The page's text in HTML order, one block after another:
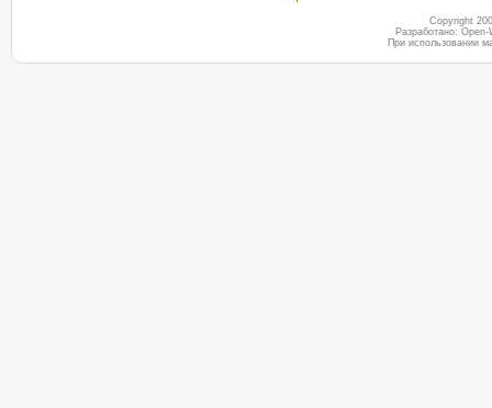
Copyright
Разработано:
При использовании